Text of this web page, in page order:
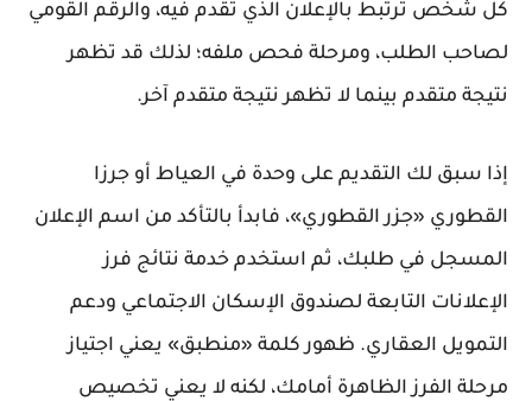
كل شخص ترتبط بالإعلان الذي تقدم فيه، والرقم القومي
لصاحب الطلب، ومرحلة فحص ملفه؛ لذلك قد تظهر
نتيجة متقدم بينما لا تظهر نتيجة متقدم آخر.
إذا سبق لك التقديم على وحدة في العياط أو جرزا
القطوري «جزر القطوري»، فابدأ بالتأكد من اسم الإعلان
المسجل في طلبك، ثم استخدم خدمة نتائج فرز
الإعلانات التابعة لصندوق الإسكان الاجتماعي ودعم
التمويل العقاري. ظهور كلمة «منطبق» يعني اجتياز
مرحلة الفرز الظاهرة أمامك، لكنه لا يعني تخصيص